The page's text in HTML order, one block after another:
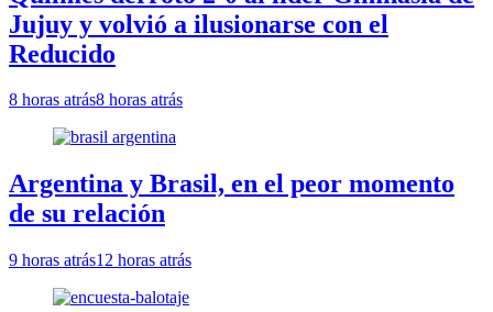
Jujuy y volvió a ilusionarse con el
Reducido
8 horas atrás8 horas atrás
Argentina y Brasil, en el peor momento
de su relación
9 horas atrás12 horas atrás